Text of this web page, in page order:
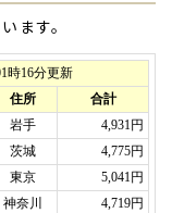
した。（購入者
焼き（3個入
ます。